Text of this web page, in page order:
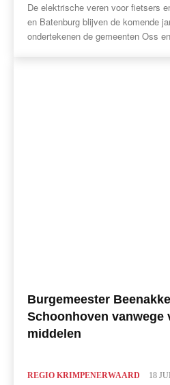
De elektrische veren voor fietsers
en Batenburg blijven de komende
ondertekenen de gemeenten Oss
Burgemeester
Schoonhoven vanwege
middelen
REGIO KRIMPENERWAARD 18